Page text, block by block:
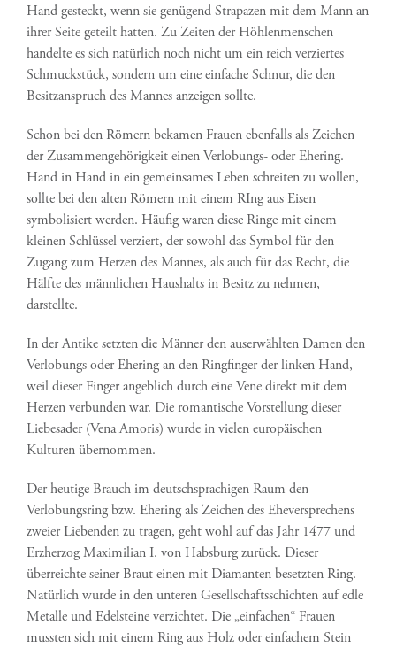
Hand gesteckt, wenn sie genügend Strapazen mit dem Mann an
ihrer Seite geteilt hatten. Zu Zeiten der Höhlenmenschen
handelte es sich natürlich noch nicht um ein reich verziertes
Schmuckstück, sondern um eine einfache Schnur, die den
Besitzanspruch des Mannes anzeigen sollte.
Schon bei den Römern bekamen Frauen ebenfalls als Zeichen
der Zusammengehörigkeit einen Verlobungs- oder Ehering.
Hand in Hand in ein gemeinsames Leben schreiten zu wollen,
sollte bei den alten Römern mit einem RIng aus Eisen
symbolisiert werden. Häufig waren diese Ringe mit einem
kleinen Schlüssel verziert, der sowohl das Symbol für den
Zugang zum Herzen des Mannes, als auch für das Recht, die
Hälfte des männlichen Haushalts in Besitz zu nehmen,
darstellte.
In der Antike setzten die Männer den auserwählten Damen den
Verlobungs oder Ehering an den Ringfinger der linken Hand,
weil dieser Finger angeblich durch eine Vene direkt mit dem
Herzen verbunden war. Die romantische Vorstellung dieser
Liebesader (Vena Amoris) wurde in vielen europäischen
Kulturen übernommen.
Der heutige Brauch im deutschsprachigen Raum den
Verlobungsring bzw. Ehering als Zeichen des Eheversprechens
zweier Liebenden zu tragen, geht wohl auf das Jahr 1477 und
Erzherzog Maximilian I. von Habsburg zurück. Dieser
überreichte seiner Braut einen mit Diamanten besetzten Ring.
Natürlich wurde in den unteren Gesellschaftsschichten auf edle
Metalle und Edelsteine verzichtet. Die „einfachen“ Frauen
mussten sich mit einem Ring aus Holz oder einfachem Stein